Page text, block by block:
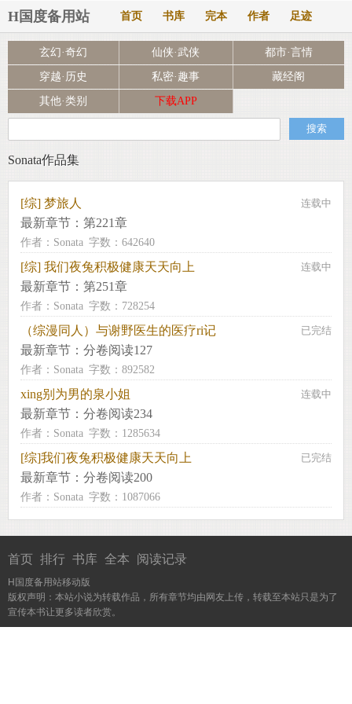
H国度备用站 首页 书库 完本 作者 足迹
玄幻·奇幻 仙侠·武侠 都市·言情
穿越·历史 私密·趣事 藏经阁
其他·类别 下载APP
Sonata作品集
[综] 梦旅人 连载中
最新章节： 第221章
作者：Sonata 字数：642640
[综] 我们夜兔积极健康天天向上 连载中
最新章节： 第251章
作者：Sonata 字数：728254
（综漫同人）与谢野医生的医疗ri记 已完结
最新章节： 分卷阅读127
作者：Sonata 字数：892582
xing别为男的泉小姐 连载中
最新章节： 分卷阅读234
作者：Sonata 字数：1285634
[综]我们夜兔积极健康天天向上 已完结
最新章节： 分卷阅读200
作者：Sonata 字数：1087066
首页 排行 书库 全本 阅读记录
H国度备用站移动版
版权声明：本站小说为转载作品，所有章节均由网友上传，转载至本站只是为了
宣传本书让更多读者欣赏。